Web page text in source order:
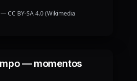
CC BY-SA 4.0 (Wikimedia
— momentos